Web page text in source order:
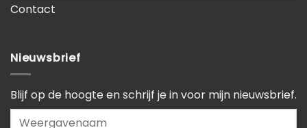
Contact
Nieuwsbrief
Blijf op de hoogte en schrijf je in voor mijn nieuwsbrief.